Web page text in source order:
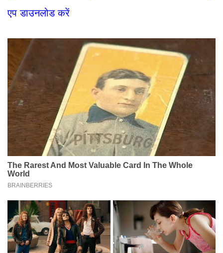
एप डाउनलोड करें